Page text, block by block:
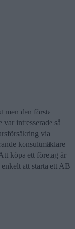
men den första
var intresserade så
via
konsultmäklare
köpa ett företag är
att starta ett AB